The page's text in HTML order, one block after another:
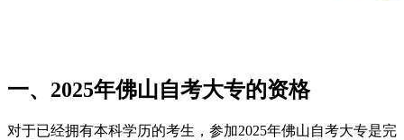
一、2025年佛山自考大专的资格
对于已经拥有本科学历的考生，参加2025年佛山自考大专是完